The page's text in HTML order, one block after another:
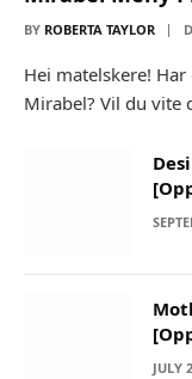
BY ROBERTA TAYLOR
Hei matelskere!
Mirabel? Vil du vite
JULY